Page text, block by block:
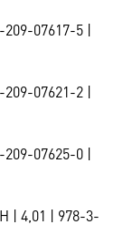
07617-5 |
07621-2 |
07625-0 |
| 4,01 | 978-3-